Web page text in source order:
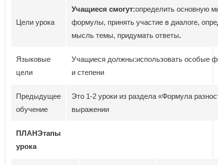
Цели урока
Учащиеся смогут:определить основную
формулы, принять участие в диалоге,
мысль темы, придумать ответы.
Языковые
цели
Учащиеся должны:использовать особые
и степени
Предыдущее
обучение
Это 1-2 уроки из раздела «Формула
выражении
ПЛАНЭтапы
урока